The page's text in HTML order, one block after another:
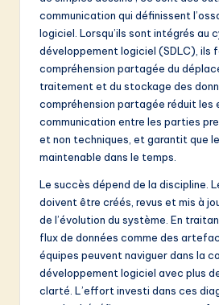
communication qui définissent
logiciel. Lorsqu’ils sont intégrés au
développement logiciel (SDLC), ils
compréhension partagée du
traitement et du stockage des
compréhension partagée réduit les
communication entre les parties
et non techniques, et garantit que
maintenable dans le temps.
Le succès dépend de la discipline.
doivent être créés, revus et mis à
de l’évolution du système. En
flux de données comme des
équipes peuvent naviguer dans la
développement logiciel avec plus
clarté. L’effort investi dans ces